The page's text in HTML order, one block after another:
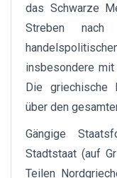
das Schwarze
Streben
insbesondere
Die griechische
über den
Gängige
Stadtstaat (auf
Teilen